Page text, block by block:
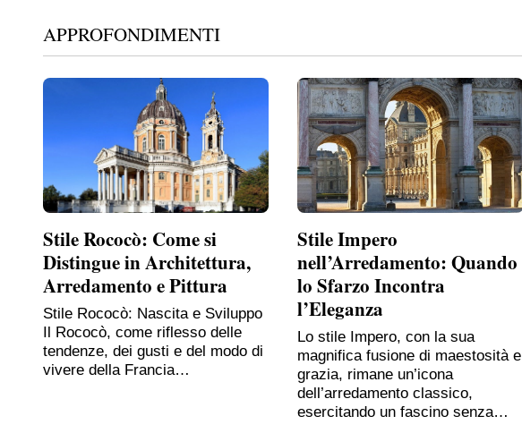
APPROFONDIMENTI
Stile Rococò: Come si
Distingue in Architettura,
Arredamento e Pittura
Stile Rococò: Nascita e Sviluppo
Il Rococò, come riflesso delle
tendenze, dei gusti e del modo di
vivere della Francia…
Stile Impero
nell’Arredamento: Quando
lo Sfarzo Incontra
l’Eleganza
Lo stile Impero, con la sua
magnifica fusione di maestosità e
grazia, rimane un’icona
dell’arredamento classico,
esercitando un fascino senza…